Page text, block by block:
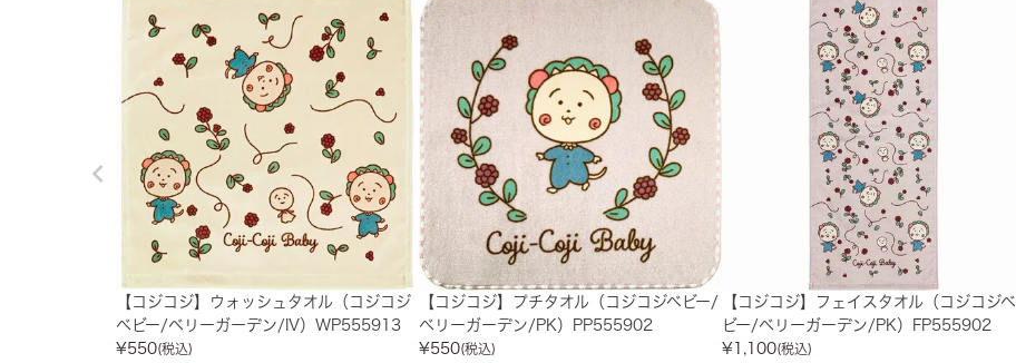
【コジコジ】ウォッシュタオル（コジコジ
ベビー/ベリーガーデン/IV）WP555913
¥550(税込)
【コジコジ】プチタオル（コジコジベビー/
ベリーガーデン/PK）PP555902
¥550(税込)
【コジコジ】フェイスタオル（コジコジベ
ビー/ベリーガーデン/PK）FP555902
¥1,100(税込)